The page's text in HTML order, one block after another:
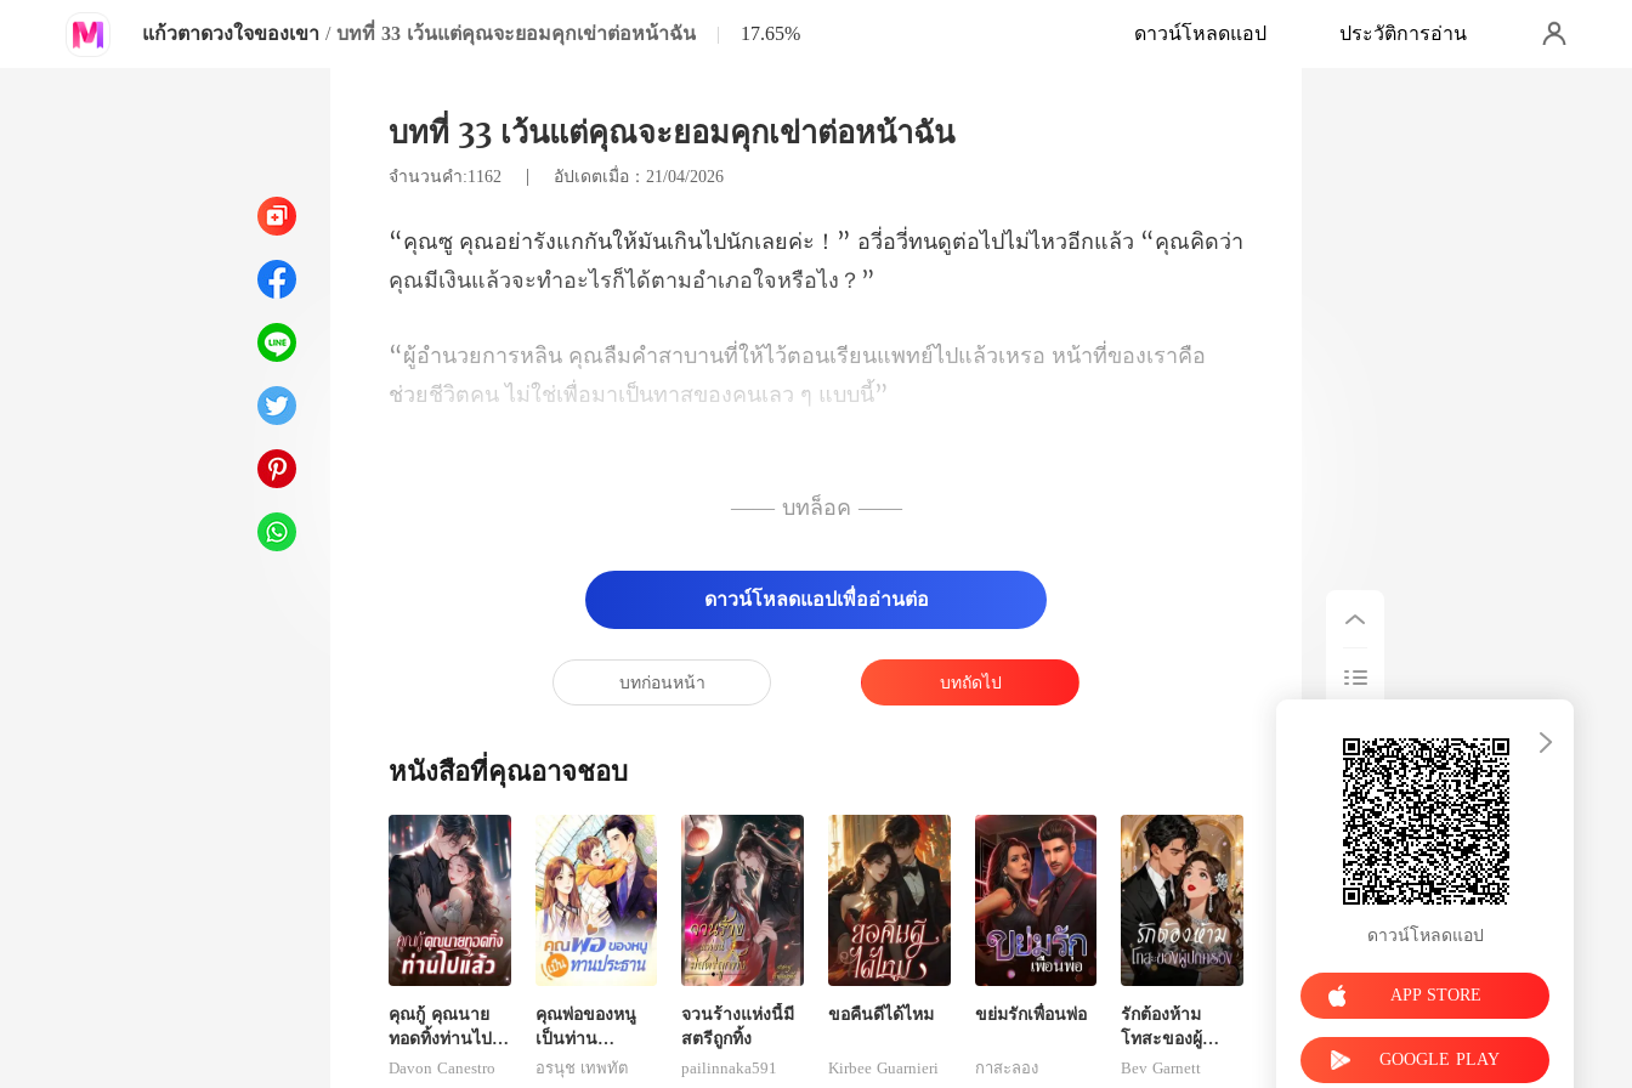
แก้วตาดวงใจของเขา / บทที่ 33 เว้นแต่คุณจะยอมคุกเข่าต่อหน้าฉัน | 17.65% ดาวน์โหลดแอป ประวัติการอ่าน
บทที่ 33 เว้นแต่คุณจะยอมคุกเข่าต่อหน้าฉัน
จำนวนคำ:1162 | อัปเดตเมื่อ：21/04/2026
！” อวี่อวี่ทนดูต่อไปไม่ไหวอีกแล้ว “คุณคิดว่
รียนแพทย์ไปแล้วเหรอ หน้าที่ของเราคือ
ช่วยชีว
—— บทล็อค ——
ดาวน์โหลดแอปเพื่ออ่านต่อ
บทก่อนหน้า บทถัดไป
หนังสือที่คุณอาจชอบ
คุณกู้ คุณนาย
ทอดทิ้งท่านไป
แล้ว
Davon Canestro
คุณพ่อของหนู
เป็นท่าน
ประธาน
อรนุช เทพทัต
จวนร้างแห่งนี้มี
สตรีถูกทิ้ง
pailinnaka591
ขอคืนดีได้ไหม
Kirbee Guarnieri
ขย่มรักเพื่อนพ่อ
กาสะลอง
รักต้องห้าม
โทสะของผู้
ปกครอง
Bev Garnett
ดาวน์โหลดแอป
APP STORE
GOOGLE PLAY